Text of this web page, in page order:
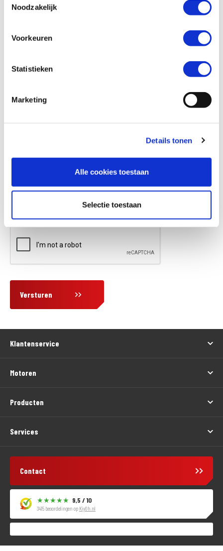
Noodzakelijk
Voorkeuren
Statistieken
Marketing
Details tonen
Alle cookies toestaan
Selectie toestaan
Vraag en/of opmerking
Versturen
Klantenservice
Motoren
Producten
Services
Contact
9,5 / 10
3415 beoordelingen op KiyOh.nl